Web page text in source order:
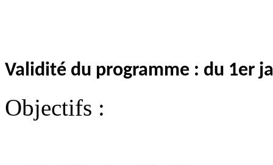
Validité du programme : du 1er
Objectifs :